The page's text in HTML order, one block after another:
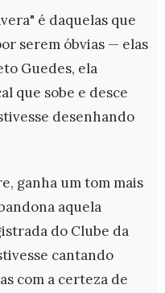
é daquelas que
serem óbvias — elas
Guedes, ela
que sobe e desce
desenhando
ganha um tom mais
aquela
do Clube da
cantando
com a certeza de